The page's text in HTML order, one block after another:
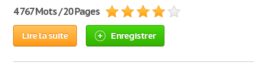
4 767 Mots / 20 Pages
Lire la suite Enregistrer